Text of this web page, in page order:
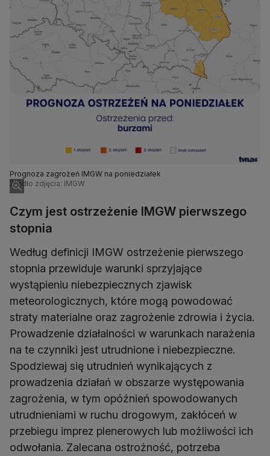
Prognoza zagrożeń IMGW na poniedziałek
Źródło zdjęcia: IMGW
Czym jest ostrzeżenie IMGW pierwszego
stopnia
Według definicji IMGW ostrzeżenie pierwszego
stopnia przewiduje warunki sprzyjające
wystąpieniu niebezpiecznych zjawisk
meteorologicznych, które mogą powodować
straty materialne oraz zagrożenie zdrowia i życia.
Prowadzenie działalności w warunkach narażenia
na te czynniki jest utrudnione i niebezpieczne.
Spodziewaj się utrudnień wynikających z
prowadzenia działań w obszarze występowania
zagrożenia, w tym opóźnień spowodowanych
utrudnieniami w ruchu drogowym, zakłóceń w
przebiegu imprez plenerowych lub możliwości ich
odwołania. Zalecana ostrożność, potrzeba